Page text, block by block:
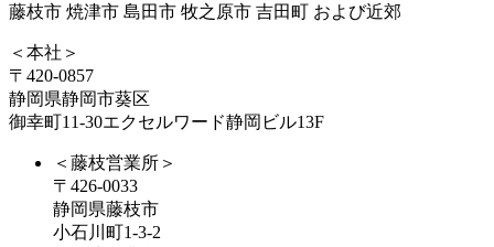
藤枝市 焼津市 島田市 牧之原市 吉田町 および近郊
＜本社＞
〒420-0857
静岡県静岡市葵区
御幸町11-30エクセルワード静岡ビル13F
＜藤枝営業所＞
〒426-0033
静岡県藤枝市
小石川町1-3-2